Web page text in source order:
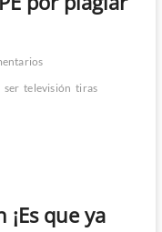
ser televisión tiras
que ya